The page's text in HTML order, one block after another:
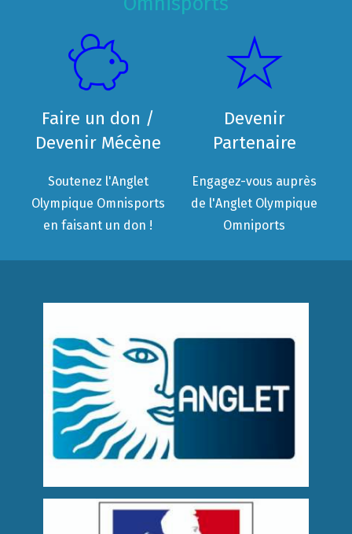
Faire un don /
Devenir Mécène
Soutenez l'Anglet
Olympique Omnisports
en faisant un don !
Devenir
Partenaire
Engagez-vous auprès
de l'Anglet Olympique
Omniports